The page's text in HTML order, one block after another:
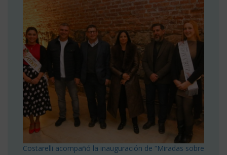
Costarelli acompañó la inauguración de “Miradas sobre